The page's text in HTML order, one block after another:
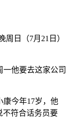
日（7月21日）
他要去这家公司
康今年17岁，他
不符合话务员要